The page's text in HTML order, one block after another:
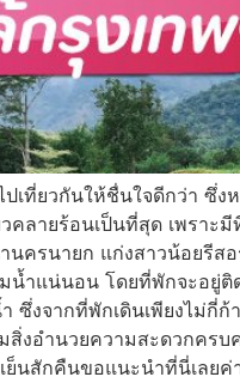
เที่ยวกันให้ชื่นใจดีกว่า ซึ่
ลายร้อนเป็นที่สุด เพราะ
ครนายก แก่งสาวน้อยรี
ำแน่นอน โดยที่พักจะอยู่
งจากที่พักเดินเพียงไม่กี่
สิ่งอำนวยความสะดวกค
เย็นสักคืนขอแนะนำที่นี่เ